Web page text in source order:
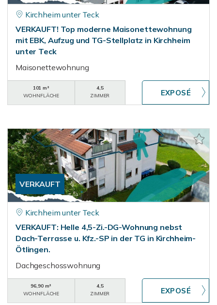
Kirchheim unter Teck
VERKAUFT! Top moderne Maisonettewohnung
mit EBK, Aufzug und TG-Stellplatz in Kirchheim
unter Teck
Maisonettewohnung
101 m²
WOHNFLÄCHE
4,5
ZIMMER
VERKAUFT
Kirchheim unter Teck
VERKAUFT: Helle 4,5-Zi.-DG-Wohnung nebst
Dach-Terrasse u. Kfz.-SP in der TG in Kirchheim-
Ötlingen.
Dachgeschosswohnung
96,90 m²
WOHNFLÄCHE
4,5
ZIMMER